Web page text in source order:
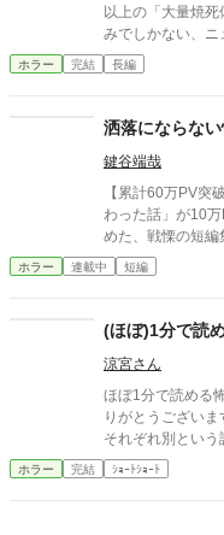
以上の「大量焼死体
みでしかない、ニ
年以上も前に、偶
に巻き込まれた女
一章。 そして、事件の
テリーと同じで
い長編はweb掲載
にて、表向きの
明らかになり、
いください。 表紙イラストは、lllust ACより、乾大和様の「お嬢
ホラー 完結 長編
洒落にならない
鍵谷端哉
【累計60万PV突
わった話」が10
めた、戦慄の短編集。 その違和感は、もう始まって
道、誰もいない
が、ある瞬間、取り
て、最後の一行で現実がひ
隙間時間で読める
怖くなる。 これはすべて、どこかで起きていてもおかしくない
話。 ――あなたのすぐ隣でも。 洒落にならない実話風・創作ホラ
ー。
ホラー 連載中 短編
(ほぼ)1分で読
涼宮さん
ほぼ1分で読める怖い話！ 【ホラー・ミステリ
りがとうございます！】 1分で読めないのもある
それぞれ別とい
の話も…。 サクサク読
てくる場所は実在
ホラー 完結 ｼｮｰﾄｼｮｰﾄ